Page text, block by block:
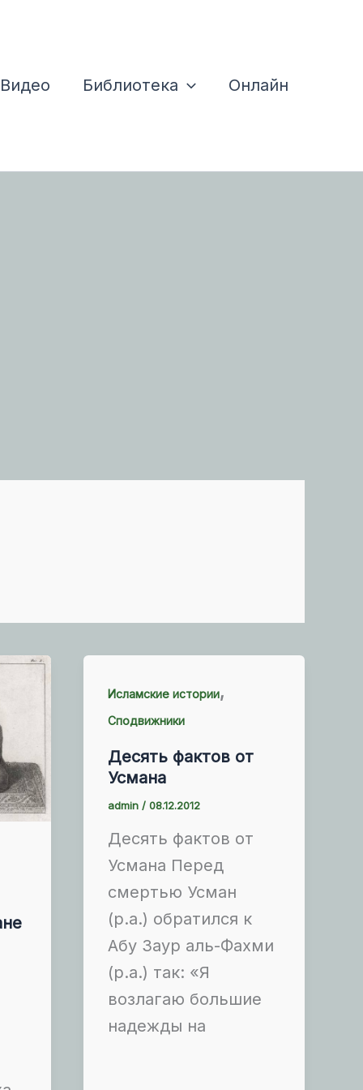
Видео Библиотека Онлайн
Исламские истории,
Сподвижники
Десять фактов от
Усмана
admin / 08.12.2012
Десять фактов от
Усмана Перед
смертью Усман
(р.а.) обратился к
Абу Заур аль-Фахми
(р.а.) так: «Я
возлагаю большие
надежды на